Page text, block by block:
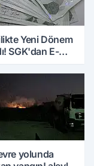
Yeni Dönem
SGK'dan E-
yolunda